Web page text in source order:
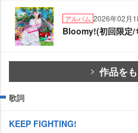
アルバム 2026年02月
Bloomy!(初回限定/
作品を
歌詞
KEEP FIGHTING!